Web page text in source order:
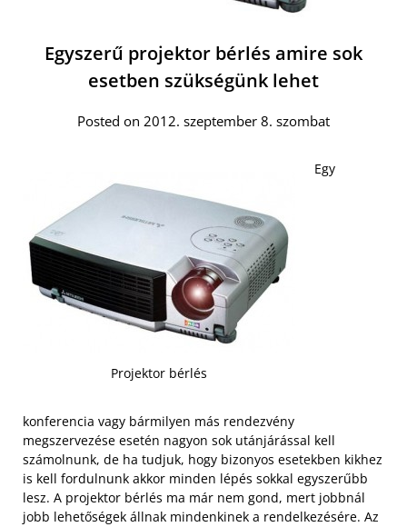
Egyszerű projektor bérlés amire sok
esetben szükségünk lehet
Posted on 2012. szeptember 8. szombat
Projektor bérlés
Egy
konferencia vagy bármilyen más rendezvény
megszervezése esetén nagyon sok utánjárással kell
számolnunk, de ha tudjuk, hogy bizonyos esetekben kikhez
is kell fordulnunk akkor minden lépés sokkal egyszerűbb
lesz. A projektor bérlés ma már nem gond, mert jobbnál
jobb lehetőségek állnak mindenkinek a rendelkezésére. Az